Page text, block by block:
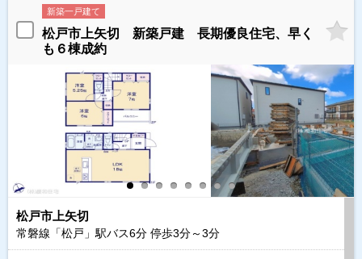
新築一戸建て
松戸市上矢切 新築戸建 長期優良住宅、早く
も６棟成約
松戸市上矢切
常磐線「松戸」駅バス6分 停歩3分～3分